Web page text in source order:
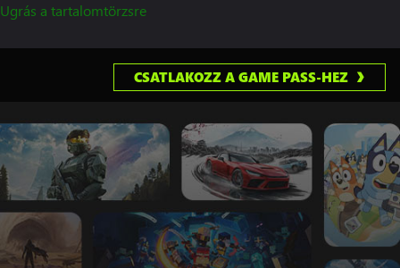
Ugrás a tartalomtörzsre
CSATLAKOZZ A GAME PASS-HEZ